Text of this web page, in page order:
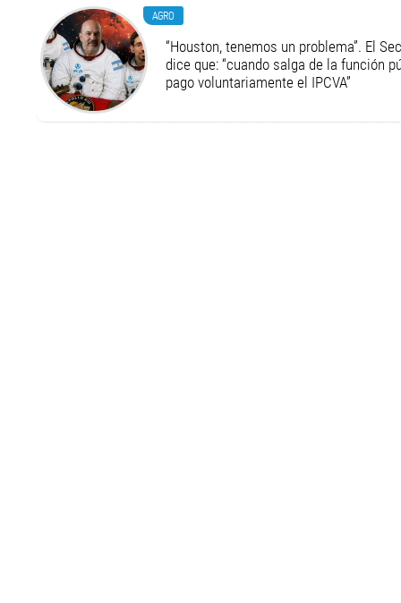
AGRO
“Houston, tenemos un problema”. El
dice que: “cuando salga de la función
pago voluntariamente el IPCVA”